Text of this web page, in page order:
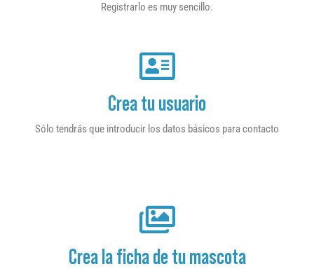
Registrarlo es muy sencillo.
Crea tu usuario
Sólo tendrás que introducir los datos básicos para contacto
Crea la ficha de tu mascota